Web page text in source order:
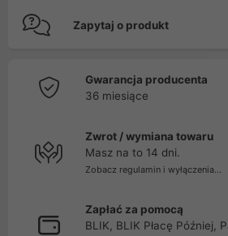
Zapytaj o produkt
Gwarancja producenta
36 miesiące
Zwrot / wymiana towaru
Masz na to 14 dni.
Zobacz regulamin i wyłączenia...
Zapłać za pomocą
BLIK, BLIK Płacę Później,